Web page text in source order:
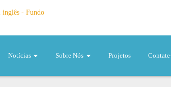
Notícias Sobre Nós Projetos